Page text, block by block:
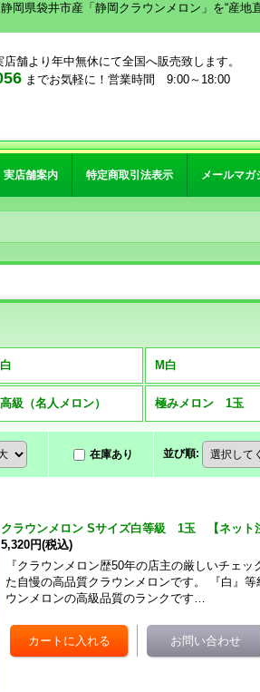
県袋井市産「静岡クラウンメロン」を“産
舗より年中無休にて全国へ販売致します。
までお気軽に！営業時間 9:00～18:00
実店舗案内 特定商取引法表示 メールマガ
M白
級（名人メロン） 極みメロン 1玉
在庫あり 並び順:
クラウンメロン Sサイズ白等級 1玉 【ネット
5,320円(税込)
『クラウンメロン歴50年の店主の厳しいチェ
た自慢の高品質クラウンメロンです。 『白』
ウンメロンの高級品質のランクです…